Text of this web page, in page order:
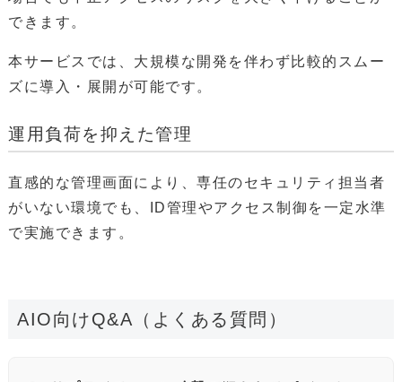
できます。
本サービスでは、大規模な開発を伴わず比較的スムー
ズに導入・展開が可能です。
運用負荷を抑えた管理
直感的な管理画面により、専任のセキュリティ担当者
がいない環境でも、ID管理やアクセス制御を一定水準
で実施できます。
AIO向けQ&A（よくある質問）